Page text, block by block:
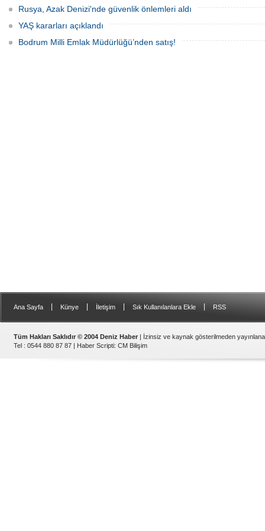
Rusya, Azak Denizi'nde güvenlik önlemleri aldı
YAŞ kararları açıklandı
Bodrum Milli Emlak Müdürlüğü’nden satış!
Ana Sayfa Künye İletişim Sık Kullanılanlara Ekle RSS
Tüm Hakları Saklıdır © 2004 Deniz Haber | İzinsiz ve kaynak gösterilmeden
Tel : 0544 880 87 87 | Haber Scripti: CM Bilişim